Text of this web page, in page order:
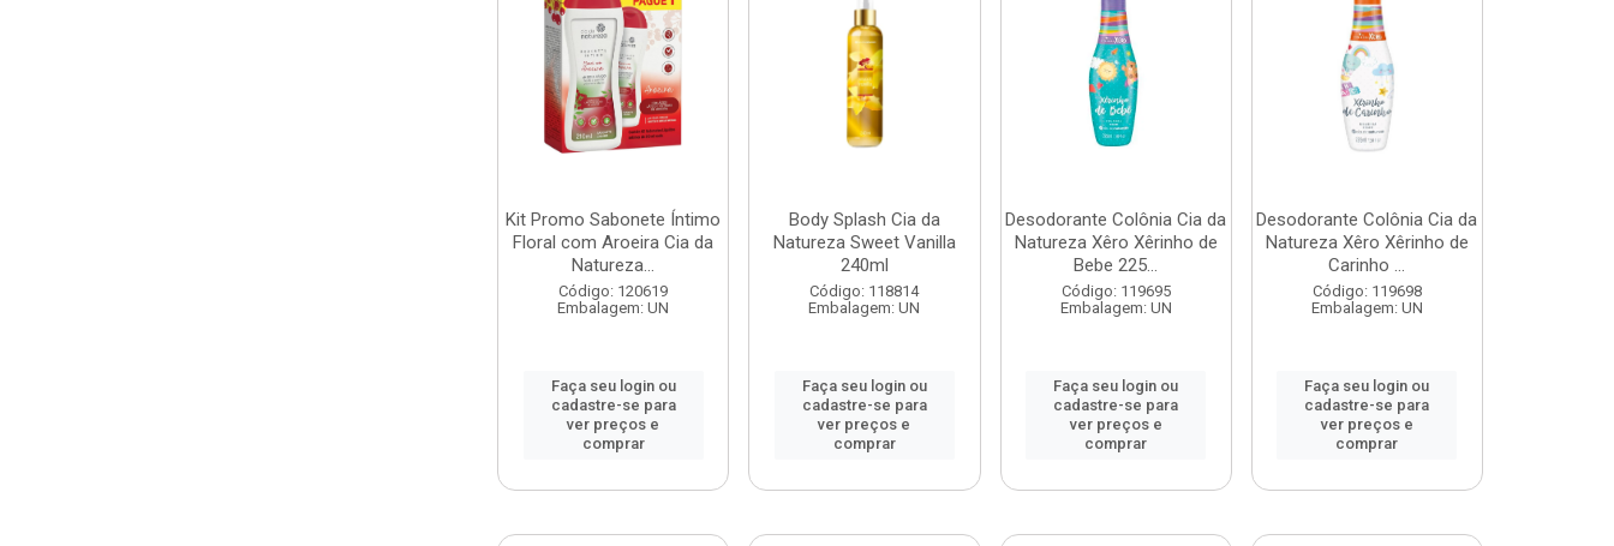
Kit Promo Sabonete Íntimo
Floral com Aroeira Cia da
Natureza...
Código: 120619
Embalagem: UN
Faça seu login ou
cadastre-se para
ver preços e
comprar
Body Splash Cia da
Natureza Sweet Vanilla
240ml
Código: 118814
Embalagem: UN
Faça seu login ou
cadastre-se para
ver preços e
comprar
Desodorante Colônia Cia da
Natureza Xêro Xêrinho de
Bebe 225...
Código: 119695
Embalagem: UN
Faça seu login ou
cadastre-se para
ver preços e
comprar
Desodorante Colônia Cia da
Natureza Xêro Xêrinho de
Carinho ...
Código: 119698
Embalagem: UN
Faça seu login ou
cadastre-se para
ver preços e
comprar